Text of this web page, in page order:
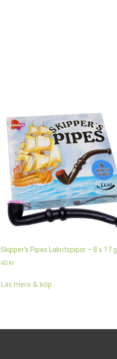
Skipper’s Pipes Lakritspipor – 8 x 17 g
40 kr
Läs mera & köp